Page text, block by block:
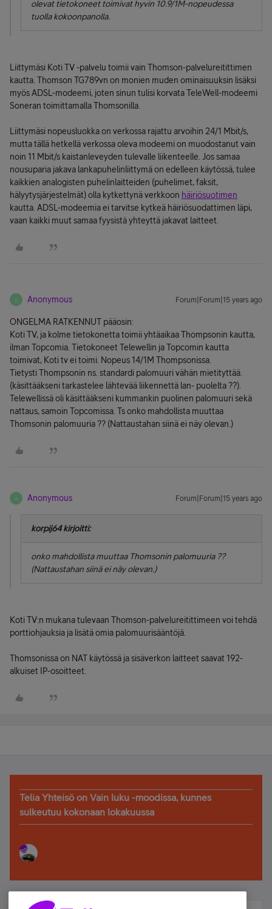
olevat tietokoneet toimivat hyvin 10.9/1M-nopeudessa
tuolla kokoonpanolla.
Liittymäsi Koti TV -palvelu toimii vain Thomson-palvelureitittimen
kautta. Thomson TG789vn on monien muden ominaisuuksin lisäksi
myös ADSL-modeemi, joten sinun tulisi korvata TeleWell-modeemi
Soneran toimittamalla Thomsonilla.
Liittymäsi nopeusluokka on verkossa rajattu arvoihin 24/1 Mbit/s,
mutta tällä hetkellä verkossa oleva modeemi on muodostanut vain
noin 11 Mbit/s kaistanleveyden tulevalle liikenteelle. Jos samaa
nousuparia jakava lankapuhelinliittymä on edelleen käytössä, tulee
kaikkien analogisten puhelinlaitteiden (puhelimet, faksit,
hälyytysjärjestelmät) olla kytkettynä verkkoon häiriösuotimen
kautta. ADSL-modeemia ei tarvitse kytkeä häiriösuodattimen läpi,
vaan kaikki muut samaa fyysistä yhteyttä jakavat laitteet.
A Anonymous Forum|Forum|15 years ago
ONGELMA RATKENNUT pääosin:
Koti TV, ja kolme tietokonetta toimii yhtäaikaa Thompsonin kautta,
ilman Topcomia. Tietokoneet Telewellin ja Topcomin kautta
toimivat, Koti tv ei toimi. Nopeus 14/1M Thompsonissa.
Tietysti Thompsonin ns. standardi palomuuri vähän mietityttää.
(käsittääkseni tarkastelee lähtevää liikennettä lan- puolelta ??).
Telewellissä oli käsittääkseni kummankin puolinen palomuuri sekä
nattaus, samoin Topcomissa. Ts onko mahdollista muuttaa
Thomsonin palomuuria ?? (Nattaustahan siinä ei näy olevan.)
A Anonymous Forum|Forum|15 years ago
korpij64 kirjoitti:
onko mahdollista muuttaa Thomsonin palomuuria ??
(Nattaustahan siinä ei näy olevan.)
Koti TV:n mukana tulevaan Thomson-palvelureitittimeen voi tehdä
porttiohjauksia ja lisätä omia palomuurisääntöjä.
Thomsonissa on NAT käytössä ja sisäverkon laitteet saavat 192-
alkuiset IP-osoitteet.
Telia Yhteisö on Vain luku -moodissa, kunnes
sulkeutuu kokonaan lokakuussa